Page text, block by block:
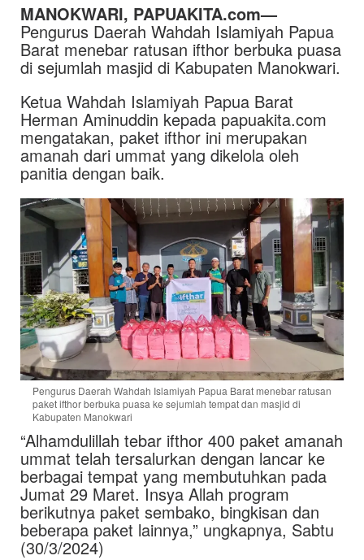
MANOKWARI, PAPUAKITA.com—
Pengurus Daerah Wahdah Islamiyah Papua
Barat menebar ratusan ifthor berbuka puasa
di sejumlah masjid di Kabupaten Manokwari.
Ketua Wahdah Islamiyah Papua Barat
Herman Aminuddin kepada papuakita.com
mengatakan, paket ifthor ini merupakan
amanah dari ummat yang dikelola oleh
panitia dengan baik.
Pengurus Daerah Wahdah Islamiyah Papua Barat menebar ratusan
paket ifthor berbuka puasa ke sejumlah tempat dan masjid di
Kabupaten Manokwari
“Alhamdulillah tebar ifthor 400 paket amanah
ummat telah tersalurkan dengan lancar ke
berbagai tempat yang membutuhkan pada
Jumat 29 Maret. Insya Allah program
berikutnya paket sembako, bingkisan dan
beberapa paket lainnya,” ungkapnya, Sabtu
(30/3/2024)